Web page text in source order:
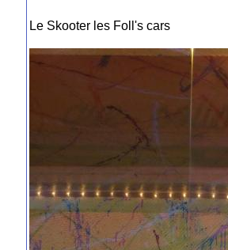
Le Skooter les Foll's cars